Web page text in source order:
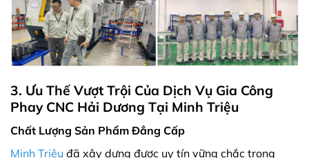
3. Ưu Thế Vượt Trội Của Dịch Vụ Gia Công
Phay CNC Hải Dương Tại Minh Triệu
Chất Lượng Sản Phẩm Đẳng Cấp
Minh Triệu đã xây dựng được uy tín vững chắc trong